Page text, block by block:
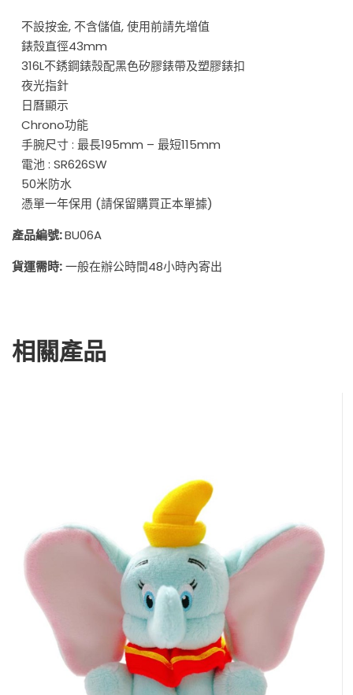
不設按金, 不含儲值, 使用前請先增值
錶殼直徑43mm
316L不銹鋼錶殼配黑色矽膠錶帶及塑膠錶扣
夜光指針
日曆顯示
Chrono功能
手腕尺寸 : 最長195mm – 最短115mm
電池 : SR626SW
50米防水
憑單一年保用 (請保留購買正本單據)
產品編號:BU06A
貨運需時:一般在辦公時間48小時內寄出
相關產品